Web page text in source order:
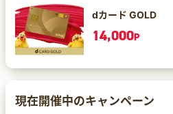
dカード GOLD
14,000P
現在開催中のキャンペーン